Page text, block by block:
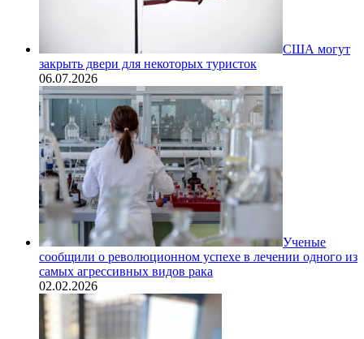
США могут
закрыть двери для некоторых туристок
06.07.2026
Ученые
сообщили о революционном успехе в лечении одного из
самых агрессивных видов рака
02.02.2026